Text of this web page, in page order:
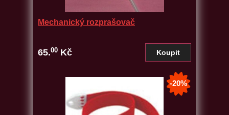
Mechanický rozprašovač
65.00 Kč
-20%